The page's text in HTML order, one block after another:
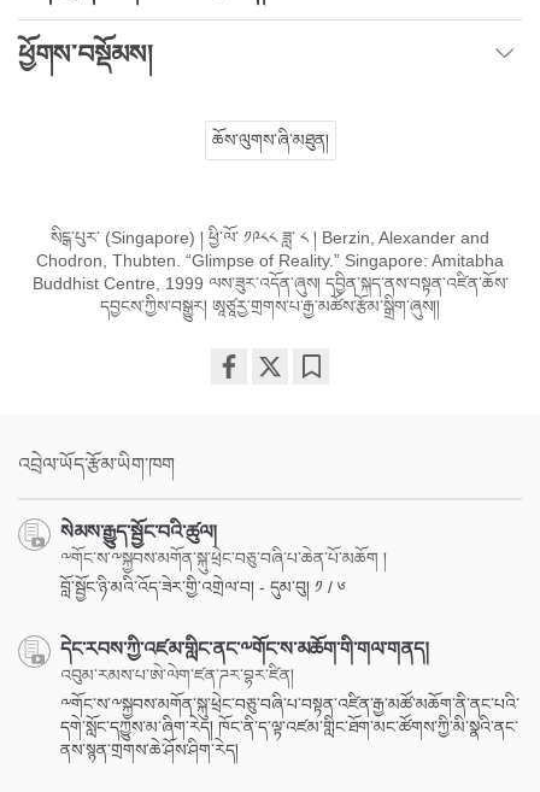
ཕྱོགས་བསྡོམས།
ཆོས་ལུགས་ཞི་མཐུན།
སིངྒ་པུར་ (Singapore) ། ཕྱི་ལོ་ ༡༩༨༨ ཟླ་ ༨ ། Berzin, Alexander and
Chodron, Thubten. “Glimpse of Reality.” Singapore: Amitabha
Buddhist Centre, 1999 ལས་ཟུར་འདོན་ཞུས། དབྱིན་སྐད་ནས་བསྟན་འཛིན་ཆོས་
དབྱངས་ཀྱིས་བསྒྱུར། ཨཱཙཱརྱ་གྲགས་པ་རྒྱ་མཚོས་རྩོམ་སྒྲིག་ཞུས།།
འབྲེལ་ཡོད་རྩོམ་ཡིག་ཁག
སེམས་རྒྱུད་སྦྱོང་བའི་ཚུལ།
༸གོང་ས་༸སྐྱབས་མགོན་སྐུ་ཕྲེང་བཅུ་བཞི་པ་ཆེན་པོ་མཆོག །
བློ་སྦྱོང་ཉི་མའི་འོད་ཟེར་གྱི་འགྲེལ་བ། - དུམ་བུ། ༡ / ༦
དེང་རབས་ཀྱི་འཛམ་གླིང་ནང་༸གོང་ས་མཆོག་གི་གལ་གནད།
འབུམ་རམས་པ་ཨེ་ལེག་ཛན་ཌར་བྷར་ཛིན།
༸གོང་ས་༸སྐྱབས་མགོན་སྐུ་ཕྲེང་བཅུ་བཞི་པ་བསྟན་འཛིན་རྒྱ་མཚོ་མཆོག་ནི་ནང་པའི་
དགེ་སློང་དཀྱུས་མ་ཞིག་རེད། ཁོང་ནི་ད་ལྟ་འཛམ་གླིང་ཐོག་མང་ཚོགས་ཀྱི་མི་སྣའི་ནང་
ནས་སྙན་གྲགས་ཆེ་ཤོས་ཤིག་རེད།